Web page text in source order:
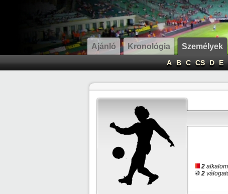
Ajánló Kronológia Személyek
A B C CS D E
2
2